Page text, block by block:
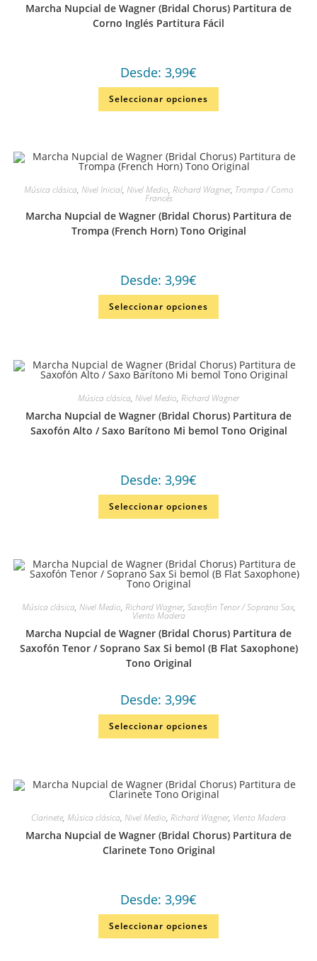
Marcha Nupcial de Wagner (Bridal Chorus) Partitura de
Corno Inglés Partitura Fácil
Desde: 3,99€
Seleccionar opciones
Música clásica, Nivel Inicial, Nivel Medio, Richard Wagner, Trompa / Corno
Francés
Marcha Nupcial de Wagner (Bridal Chorus) Partitura de
Trompa (French Horn) Tono Original
Desde: 3,99€
Seleccionar opciones
Música clásica, Nivel Medio, Richard Wagner
Marcha Nupcial de Wagner (Bridal Chorus) Partitura de
Saxofón Alto / Saxo Barítono Mi bemol Tono Original
Desde: 3,99€
Seleccionar opciones
Música clásica, Nivel Medio, Richard Wagner, Saxofón Tenor / Soprano Sax,
Viento Madera
Marcha Nupcial de Wagner (Bridal Chorus) Partitura de
Saxofón Tenor / Soprano Sax Si bemol (B Flat Saxophone)
Tono Original
Desde: 3,99€
Seleccionar opciones
Clarinete, Música clásica, Nivel Medio, Richard Wagner, Viento Madera
Marcha Nupcial de Wagner (Bridal Chorus) Partitura de
Clarinete Tono Original
Desde: 3,99€
Seleccionar opciones